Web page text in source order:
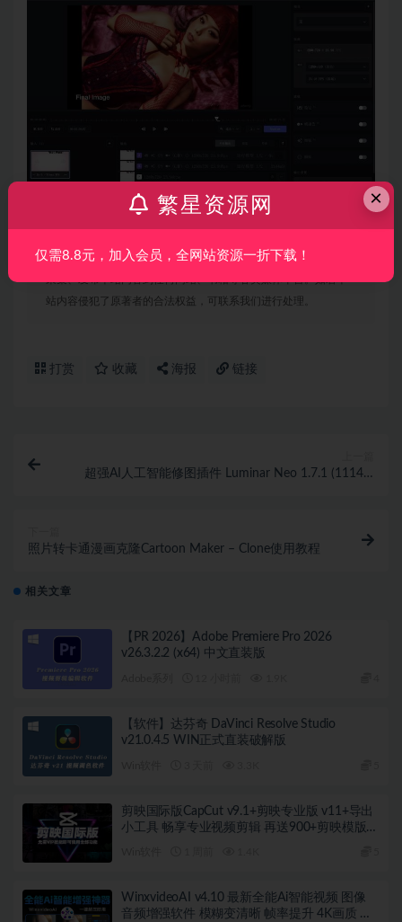
布。任何个人或组织，在未征得本站同意时，禁止复制、盗用、
站内容侵犯了原著者的合法权益，可联系我们进行处理。
打赏 收藏 海报 链接
超强AI人工智能修图插件 Luminar Neo 1.7.1 (11148)
照片转卡通漫画克隆Cartoon Maker – Clone使用教程
相关文章
【PR 2026】Adobe Premiere Pro 2026
v26.3.2.2 (x64) 中文直装版
【软件】达芬奇 DaVinci Resolve Studio
v21.0.4.5 WIN正式直装破解版
剪映国际版CapCut v9.1+剪映专业版 v11+导出
小工具 畅享专业视频剪辑 再送900+剪映模版
WinxvideoAI v4.10 最新全能Ai智能视频 图像
音频增强软件 模糊变清晰 帧率提升 4K画质 视
×
繁星资源网
仅需8.8元，加入会员，全网站资源一折下载！